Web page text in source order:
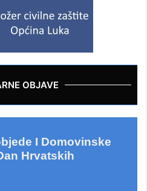
OBJAVE
I Domovinske
Hrvatskih